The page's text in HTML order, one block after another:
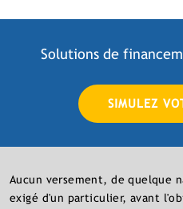
Solutions de
SIMULEZ
Aucun versement, de quelque
exigé d'un particulier, avant